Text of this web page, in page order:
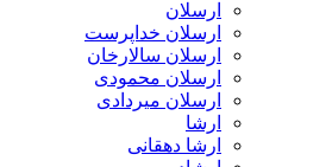
ارسلان
ارسلان خداپرست
ارسلان سالارخان
ارسلان محمودی
ارسلان میردادی
ارشا
ارشا دهقانی